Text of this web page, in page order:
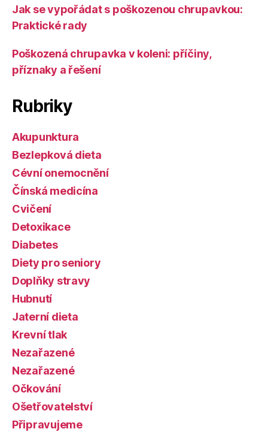
Jak se vypořádat s poškozenou chrupavkou:
Praktické rady
Poškozená chrupavka v koleni: příčiny,
příznaky a řešení
Rubriky
Akupunktura
Bezlepková dieta
Cévní onemocnění
Čínská medicína
Cvičení
Detoxikace
Diabetes
Diety pro seniory
Doplňky stravy
Hubnutí
Jaterní dieta
Krevní tlak
Nezařazené
Nezařazené
Očkování
Ošetřovatelství
Připravujeme